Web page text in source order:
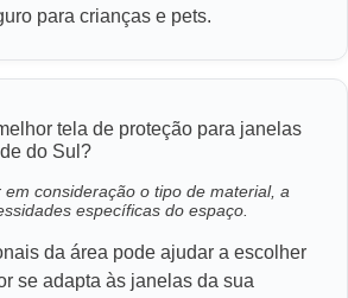
para crianças e pets.
tela de proteção para janelas
do Sul?
em consideração o tipo de material, a
específicas do espaço.
da área pode ajudar a escolher
se adapta às janelas da sua